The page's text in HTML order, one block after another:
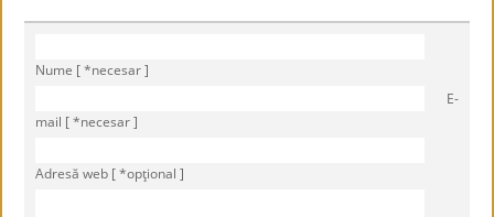
Nume [ *necesar ]
E-
mail [ *necesar ]
Adresă web [ *opţional ]